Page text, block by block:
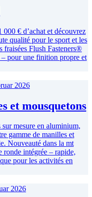
€ d’achat et découvrez
qualité pour le sport et les
fraisées Flush Fasteners®
– pour une finition propre et
et mousquetons
mesure en aluminium,
gamme de manilles et
Nouveauté dans la mt
ronde intégrée – rapide,
pour les activités en